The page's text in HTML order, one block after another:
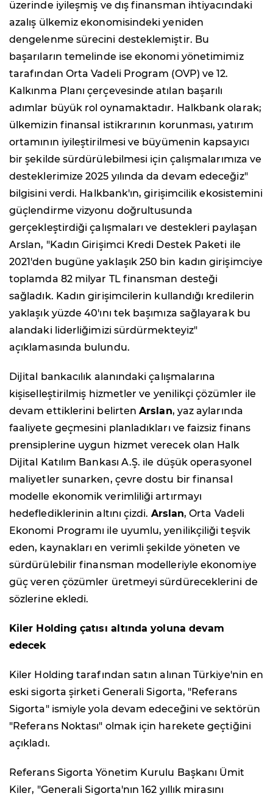
üzerinde iyileşmiş ve dış finansman ihtiyacındaki
azalış ülkemiz ekonomisindeki yeniden
dengelenme sürecini desteklemiştir. Bu
başarıların temelinde ise ekonomi yönetimimiz
tarafından Orta Vadeli Program (OVP) ve 12.
Kalkınma Planı çerçevesinde atılan başarılı
adımlar büyük rol oynamaktadır. Halkbank olarak;
ülkemizin finansal istikrarının korunması, yatırım
ortamının iyileştirilmesi ve büyümenin kapsayıcı
bir şekilde sürdürülebilmesi için çalışmalarımıza ve
desteklerimize 2025 yılında da devam edeceğiz"
bilgisini verdi. Halkbank'ın, girişimcilik ekosistemini
güçlendirme vizyonu doğrultusunda
gerçekleştirdiği çalışmaları ve destekleri paylaşan
Arslan, "Kadın Girişimci Kredi Destek Paketi ile
2021'den bugüne yaklaşık 250 bin kadın girişimciye
toplamda 82 milyar TL finansman desteği
sağladık. Kadın girişimcilerin kullandığı kredilerin
yaklaşık yüzde 40'ını tek başımıza sağlayarak bu
alandaki liderliğimizi sürdürmekteyiz"
açıklamasında bulundu.
Dijital bankacılık alanındaki çalışmalarına
kişiselleştirilmiş hizmetler ve yenilikçi çözümler ile
devam ettiklerini belirtenArslan, yaz aylarında
faaliyete geçmesini planladıkları ve faizsiz finans
prensiplerine uygun hizmet verecek olan Halk
Dijital Katılım Bankası A.Ş. ile düşük operasyonel
maliyetler sunarken, çevre dostu bir finansal
modelle ekonomik verimliliği artırmayı
hedeflediklerinin altını çizdi. Arslan, Orta Vadeli
Ekonomi Programı ile uyumlu, yenilikçiliği teşvik
eden, kaynakları en verimli şekilde yöneten ve
sürdürülebilir finansman modelleriyle ekonomiye
güç veren çözümler üretmeyi sürdüreceklerini de
sözlerine ekledi.
Kiler Holding çatısı altında yoluna devam
edecek
Kiler Holding tarafından satın alınan Türkiye'nin en
eski sigorta şirketi Generali Sigorta, "Referans
Sigorta" ismiyle yola devam edeceğini ve sektörün
"Referans Noktası" olmak için harekete geçtiğini
açıkladı.
Referans Sigorta Yönetim Kurulu Başkanı Ümit
Kiler, "Generali Sigorta'nın 162 yıllık mirasını